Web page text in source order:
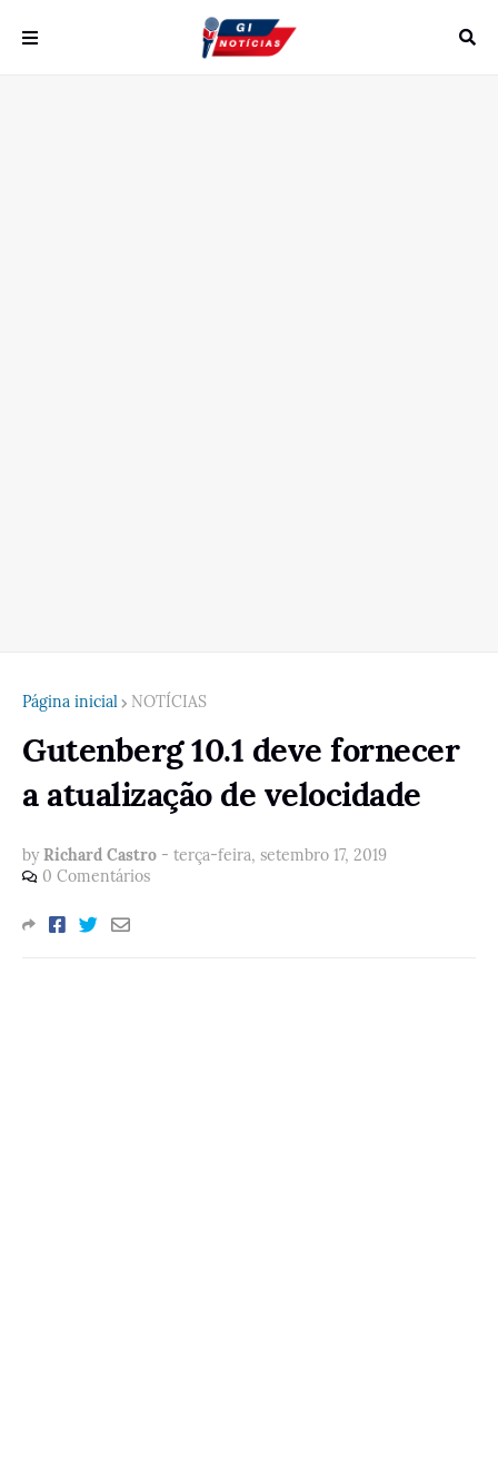
Página inicial NOTÍCIAS
Gutenberg 10.1 deve fornecer
a atualização de velocidade
by Richard Castro - terça-feira, setembro 17, 2019
0 Comentários